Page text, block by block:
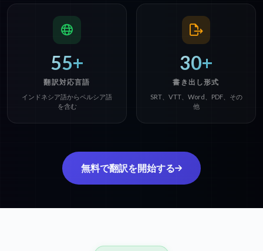
55+
翻訳対応言語
インドネシア語からペルシア語
を含む
30+
書き出し形式
SRT、VTT、Word、PDF、その
他
無料で翻訳を開始する